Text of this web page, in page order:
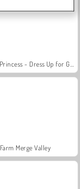
Farm Merge Valley